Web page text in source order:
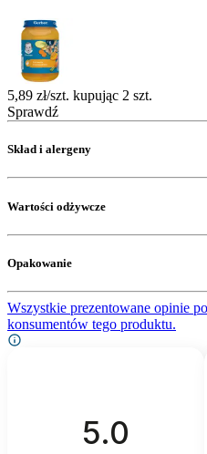
5,89 zł/szt. kupując 2 szt.
Sprawdź
Skład i alergeny
Wartości odżywcze
Opakowanie
Wszystkie prezentowane opinie
konsumentów tego produktu.
5.0